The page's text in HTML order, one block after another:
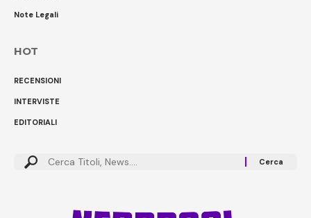
Note Legali
HOT
RECENSIONI
INTERVISTE
EDITORIALI
Cerca: